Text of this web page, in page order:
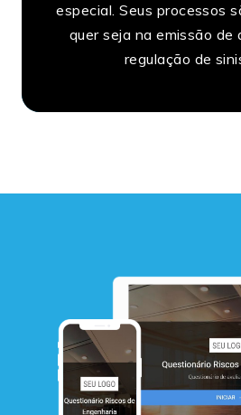
especial. Seus processos
quer seja na emissão de
regulação de